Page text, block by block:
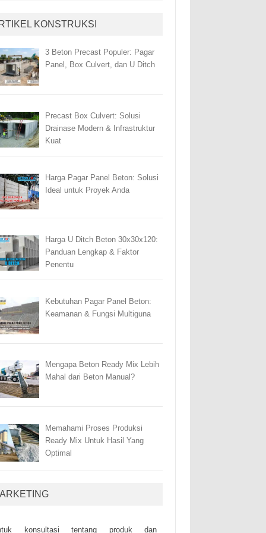
KONSTRUKSI
3 Beton Precast Populer: Pagar
Panel, Box Culvert, dan U Ditch
Precast Box Culvert: Solusi
Drainase Modern & Infrastruktur
Kuat
Harga Pagar Panel Beton: Solusi
Ideal untuk Proyek Anda
Harga U Ditch Beton 30x30x120:
Panduan Lengkap & Faktor
Penentu
Kebutuhan Pagar Panel Beton:
Keamanan & Fungsi Multiguna
Mengapa Beton Ready Mix Lebih
Mahal dari Beton Manual?
Memahami Proses Produksi
Ready Mix Untuk Hasil Yang
Optimal
kоnsultаsі tеntаng рrоduk dаn